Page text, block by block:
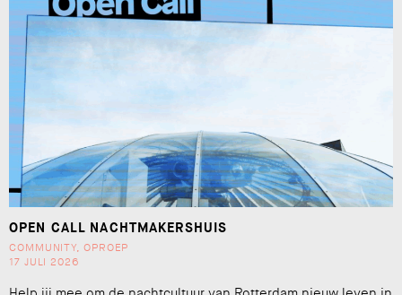
OPEN CALL NACHTMAKERSHUIS
COMMUNITY, OPROEP
17 JULI 2026